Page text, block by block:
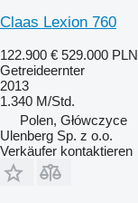
Claas Lexion 760
122.900 € 529.000 PLN
Getreideernter
2013
1.340 M/Std.
Polen, Główczyce
Ulenberg Sp. z o.o.
Verkäufer kontaktieren